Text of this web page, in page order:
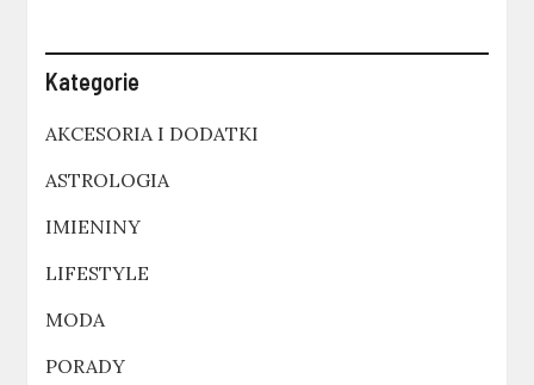
Kategorie
AKCESORIA I DODATKI
ASTROLOGIA
IMIENINY
LIFESTYLE
MODA
PORADY